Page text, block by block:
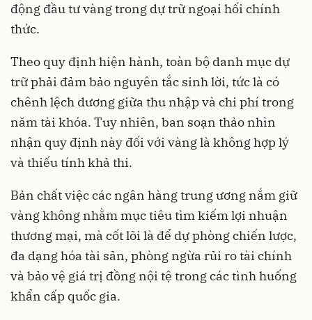
động đầu tư vàng trong dự trữ ngoại hối chính
thức.
Theo quy định hiện hành, toàn bộ danh mục dự
trữ phải đảm bảo nguyên tắc sinh lời, tức là có
chênh lệch dương giữa thu nhập và chi phí trong
năm tài khóa. Tuy nhiên, ban soạn thảo nhìn
nhận quy định này đối với vàng là không hợp lý
và thiếu tính khả thi.
Bản chất việc các ngân hàng trung ương nắm giữ
vàng không nhằm mục tiêu tìm kiếm lợi nhuận
thương mại, mà cốt lõi là để dự phòng chiến lược,
đa dạng hóa tài sản, phòng ngừa rủi ro tài chính
và bảo vệ giá trị đồng nội tệ trong các tình huống
khẩn cấp quốc gia.